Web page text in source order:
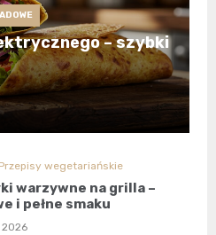
– szybki
Przepisy wegetariańskie
warzywne na grilla –
i pełne smaku
2026